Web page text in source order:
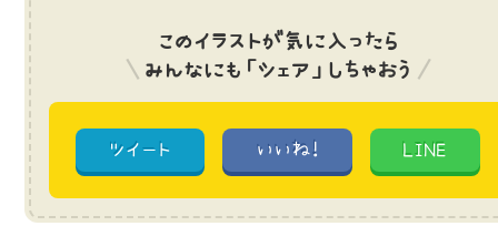
このイラストが気に入ったら
みんなにも「シェア」しちゃおう
ツイート いいね! LINE